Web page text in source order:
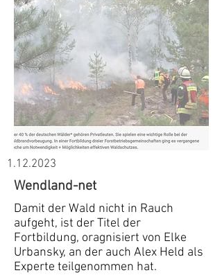
1.12.2023
Wendland-net
Damit der Wald nicht in Rauch
aufgeht, ist der Titel der
Fortbildung, oragnisiert von Elke
Urbansky, an der auch Alex Held als
Experte teilgenommen hat.